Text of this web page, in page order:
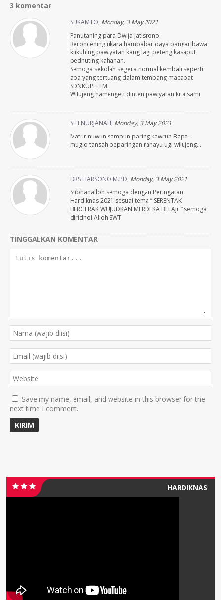
3 komentar
SUKAMTO, Monday, 3 May 2021
Panutaning para Dwija Jatisrono.
Reroncening ukara hambabar daya pangaribawa
kukuhing pawiyatan kang lagi peteng kasaput
pedhuting kahanan.
Semoga sekolah segera normal kembali seperti
apa yang tertuang dalam tembang macapat
SDNKUPELEM.
Wilujeng hamengeti dinten pawiyatan kita sami
SITI NURJANAH, Monday, 3 May 2021
Matur nuwun sampun paring kawruh Bapa…
mugio tansah peparingan rahayu ugi wilujeng…
DRS HARSONO M.PD, Monday, 3 May 2021
Subhanalloh semoga dengan Peringatan
Hardiknas 2021 sesuai tema ” SERENTAK
BERGERAK WUJUDKAN MERDEKA BELAJr ” semoga
diridhoi Alloh SWT
TINGGALKAN KOMENTAR
Save my name, email, and website in this browser for the
next time I comment.
HARDIKNAS